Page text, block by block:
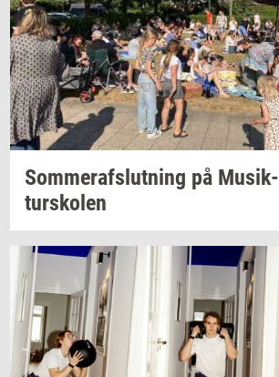
Som­mer­af­slut­ning på Musik-​
tursko­len